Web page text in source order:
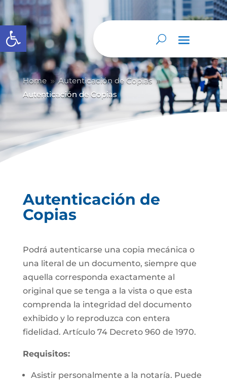
Abrir barra de herramientas
Home 9 Autenticación de Copias 9
Autenticación de Copias
Autenticación de
Copias
Podrá autenticarse una copia mecánica o
una literal de un documento, siempre que
aquella corresponda exactamente al
original que se tenga a la vista o que esta
comprenda la integridad del documento
exhibido y lo reproduzca con entera
fidelidad. Artículo 74 Decreto 960 de 1970.
Requisitos:
Asistir personalmente a la notaría. Puede